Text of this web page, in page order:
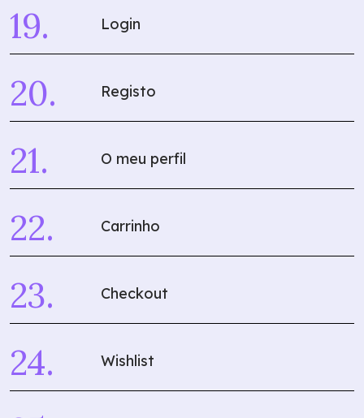
Login
Registo
O meu perfil
Carrinho
Checkout
Wishlist